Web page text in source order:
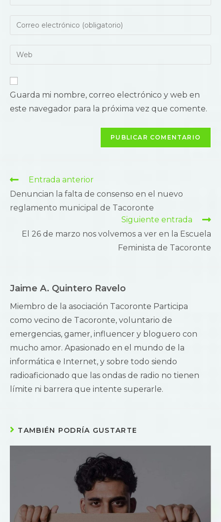
Guarda mi nombre, correo electrónico y web en
este navegador para la próxima vez que comente.
Entrada anterior
Denuncian la falta de consenso en el nuevo
reglamento municipal de Tacoronte
Siguiente entrada
El 26 de marzo nos volvemos a ver en la Escuela
Feminista de Tacoronte
Jaime A. Quintero Ravelo
Miembro de la asociación Tacoronte Participa
como vecino de Tacoronte, voluntario de
emergencias, gamer, influencer y bloguero con
mucho amor. Apasionado en el mundo de la
informática e Internet, y sobre todo siendo
radioaficionado que las ondas de radio no tienen
límite ni barrera que intente superarle.
TAMBIÉN PODRÍA GUSTARTE